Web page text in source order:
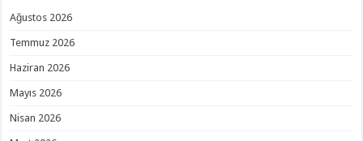
Ağustos 2026
Temmuz 2026
Haziran 2026
Mayıs 2026
Nisan 2026